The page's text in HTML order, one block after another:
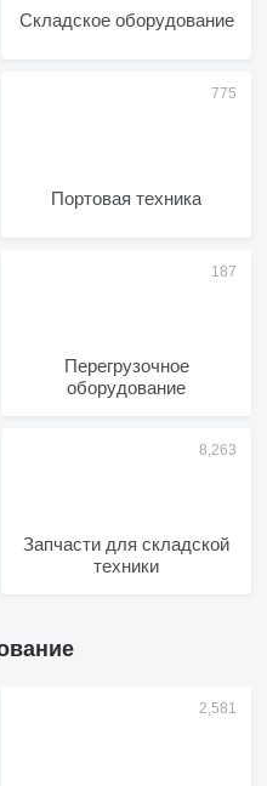
Складское оборудование
Портовая техника
Перегрузочное
оборудование
Запчасти для складской
техники